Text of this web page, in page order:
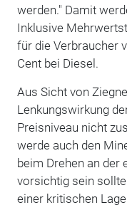
werden." Damit
Inklusive
für die Verbraucher
Cent bei Diesel.
Aus Sicht von
Lenkungswirkung
Preisniveau nicht
werde auch den
beim Drehen an der
vorsichtig sein
einer kritischen